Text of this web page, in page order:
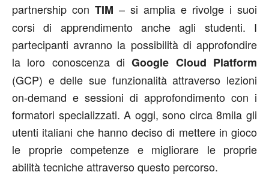
partnership con TIM – si amplia e rivolge i suoi
corsi di apprendimento anche agli studenti. I
partecipanti avranno la possibilità di approfondire
la loro conoscenza diGoogle Cloud Platform
(GCP) e delle sue funzionalità attraverso lezioni
on-demand e sessioni di approfondimento con i
formatori specializzati. A oggi, sono circa 8mila gli
utenti italiani che hanno deciso di mettere in gioco
le proprie competenze e migliorare le proprie
abilità tecniche attraverso questo percorso.